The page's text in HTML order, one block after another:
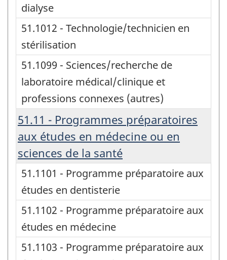
dialyse
51.1012 - Technologie/technicien en
stérilisation
51.1099 - Sciences/recherche de
laboratoire médical/clinique et
professions connexes (autres)
51.11 - Programmes préparatoires
aux études en médecine ou en
sciences de la santé
51.1101 - Programme préparatoire aux
études en dentisterie
51.1102 - Programme préparatoire aux
études en médecine
51.1103 - Programme préparatoire aux